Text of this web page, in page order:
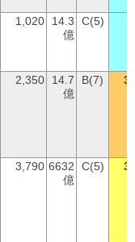
1,020
14.3
億
C(5)
2,350
14.7
億
B(7)
3,790 6632
億
C(5)